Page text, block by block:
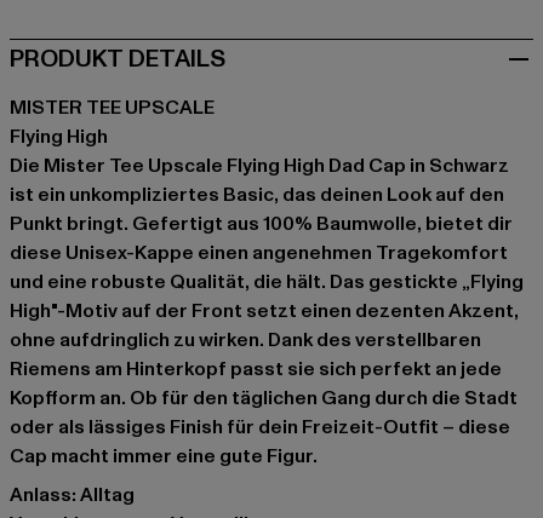
PRODUKT DETAILS
MISTER TEE UPSCALE
Flying High
Die Mister Tee Upscale Flying High Dad Cap in Schwarz
ist ein unkompliziertes Basic, das deinen Look auf den
Punkt bringt. Gefertigt aus 100% Baumwolle, bietet dir
diese Unisex-Kappe einen angenehmen Tragekomfort
und eine robuste Qualität, die hält. Das gestickte „Flying
High"-Motiv auf der Front setzt einen dezenten Akzent,
ohne aufdringlich zu wirken. Dank des verstellbaren
Riemens am Hinterkopf passt sie sich perfekt an jede
Kopfform an. Ob für den täglichen Gang durch die Stadt
oder als lässiges Finish für dein Freizeit-Outfit – diese
Cap macht immer eine gute Figur.
Anlass: Alltag